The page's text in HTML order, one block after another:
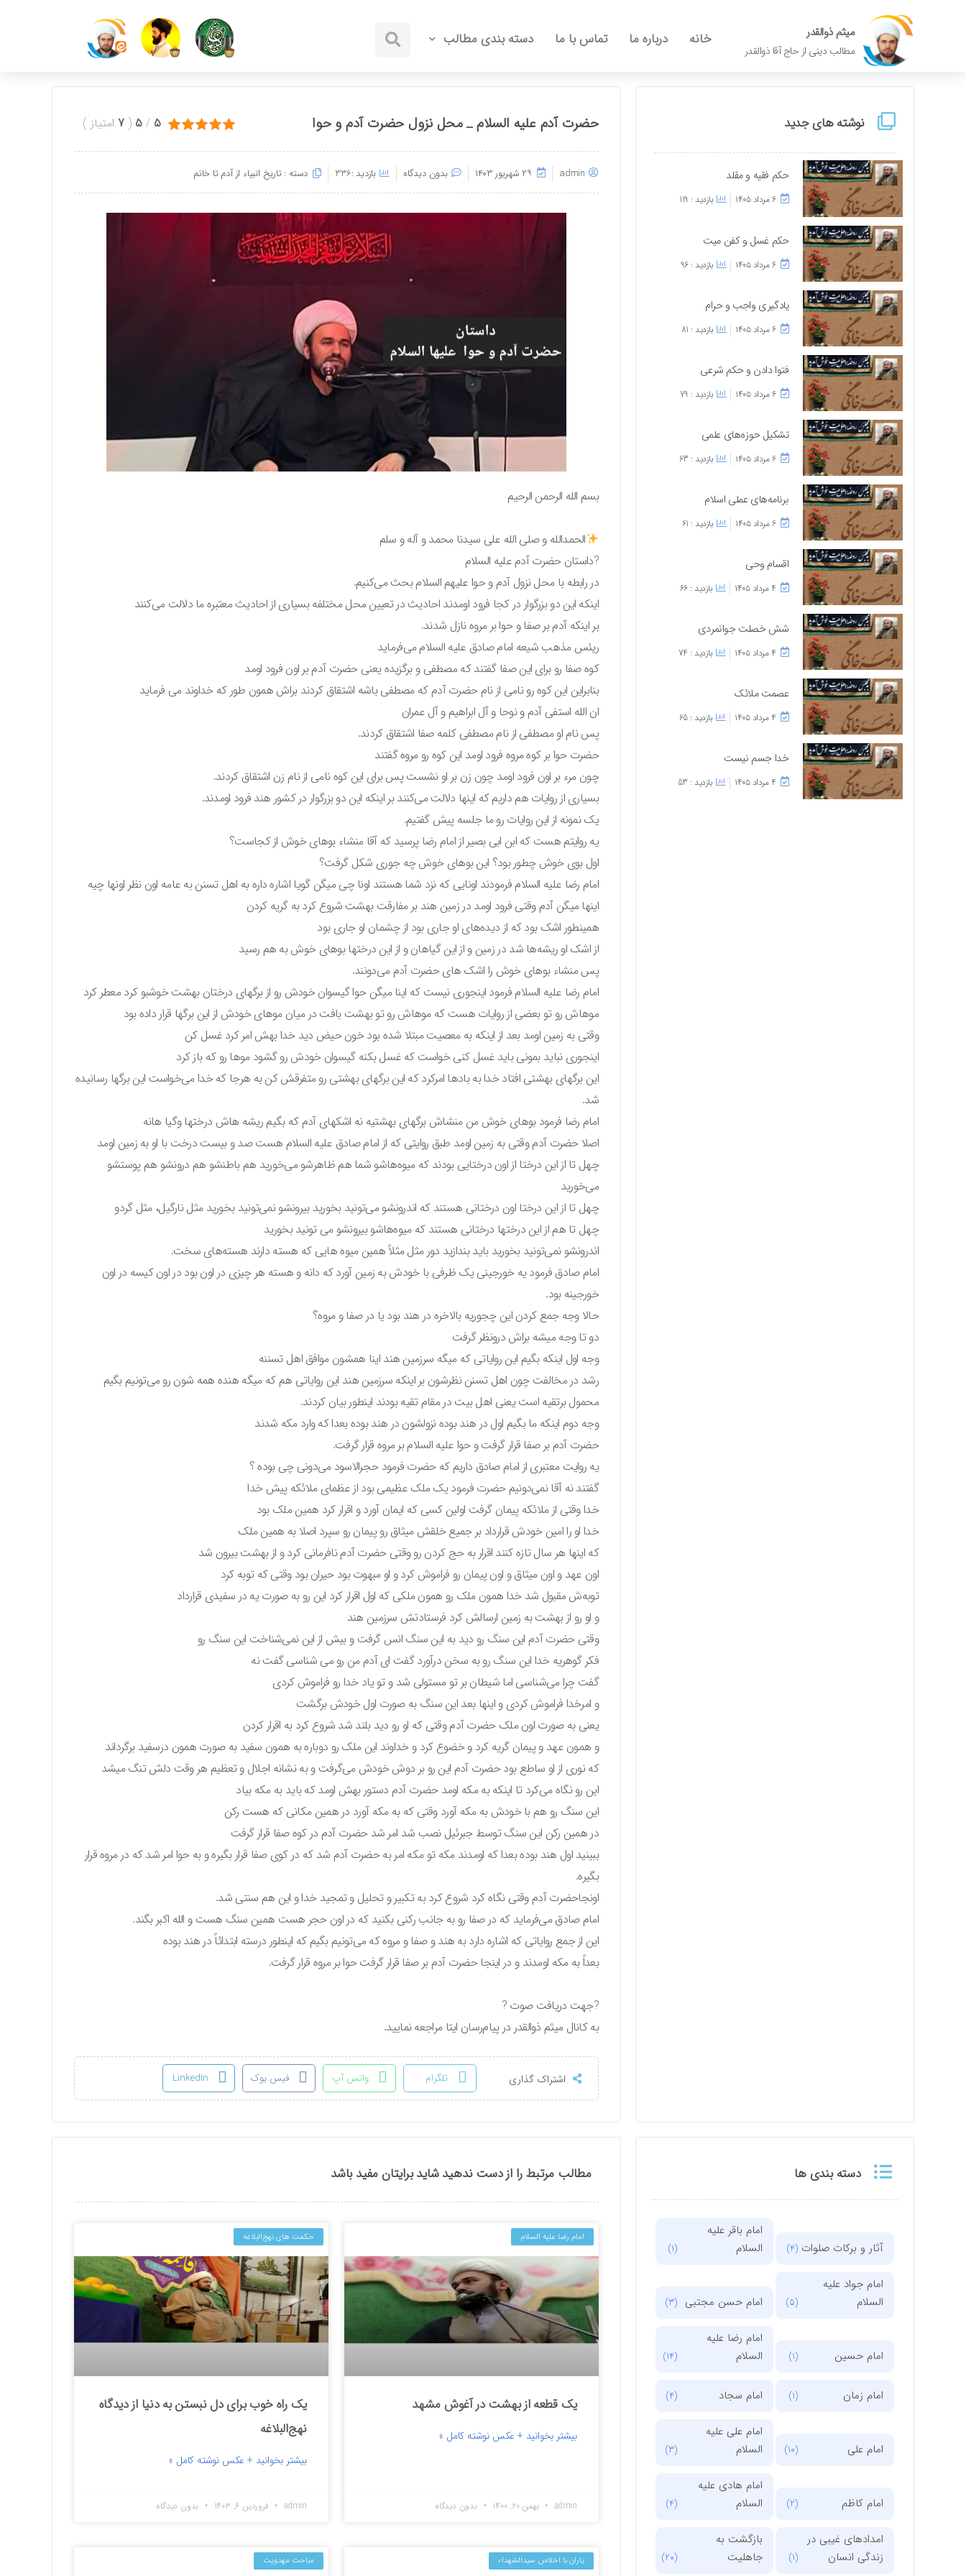
میثم ذوالقدر
مطالب دینی از حاج آقا ذوالقدر
خانه درباره ما تماس با ما دسته بندی مطالب
نوشته های جدید
حکم فقیه و مقلد
۶ مرداد ۱۴۰۵ بازدید : 119
حکم غسل و کفن میت
۶ مرداد ۱۴۰۵ بازدید : 96
یادگیری واجب و حرام
۶ مرداد ۱۴۰۵ بازدید : 81
فتوا دادن و حکم شرعی
۶ مرداد ۱۴۰۵ بازدید : 79
تشکیل حوزه‌های علمی
۶ مرداد ۱۴۰۵ بازدید : 63
برنامه‌های عملی اسلام
۶ مرداد ۱۴۰۵ بازدید : 61
اقسام وحی
۴ مرداد ۱۴۰۵ بازدید : 66
شش خصلت جوانمردی
۴ مرداد ۱۴۰۵ بازدید : 74
عصمت ملائک
۴ مرداد ۱۴۰۵ بازدید : 65
خدا جسم نیست
۴ مرداد ۱۴۰۵ بازدید : 53
حضرت آدم علیه السلام _ محل نزول حضرت آدم و حوا 5
/
5
(
7 امتیاز )
admin ۲۹ شهریور ۱۴۰۳ بدون دیدگاه بازدید :336 دسته : تاریخ انبیاء از آدم تا خاتم
بسم الله الرحمن الرحیم
الحمدالله و صلی الله علی سیدنا محمد و آله و سلم
?داستان حضرت آدم علیه السلام
در رابطه با محل نزول آدم و حوا علیهم السلام بحث می‌کنیم.
اینکه این دو بزرگوار در کجا فرود اومدند احادیث در تعیین محل مختلفه بسیاری از احادیث معتبره ما دلالت می‌کنند
بر اینکه آدم بر صفا و حوا بر مروه نازل شدند.
ریئس مذهب شیعه امام صادق علیه السلام می‌فرماید
کوه صفا رو برای این صفا گفتند که مصطفی و برگزیده یعنی حضرت آدم بر اون فرود اومد
بنابراین این کوه رو نامی از نام حضرت آدم که مصطفی باشه اشتقاق کردند براش همون طور که خداوند می فرماید
ان الله استفی آدم و نوحا و آل ابراهیم و آل عمران
پس نام او مصطفی از نام مصطفی کلمه صفا اشتقاق کردند.
حضرت حوا بر کوه مروه فرود اومد این کوه رو مروه گفتند
چون مرء بر اون فرود اومد چون زن بر او نشست پس برای این کوه نامی از نام زن اشتقاق کردند.
بسیاری از روایات هم داریم که اینها دلالت می‌کنند بر اینکه این دو بزرگوار در کشور هند فرود اومدند.
یک نمونه از این روایات رو‌ ما جلسه پیش گفتیم.
یه روایتم هست که ابن ابی بصیر از امام رضا پرسید که آقا منشاء بوهای خوش از کجاست؟
اول بوی خوش چطور بود؟ این بوهای خوش چه جوری شکل گرفت؟
امام رضا علیه السلام فرمودند اونایی که نزد شما هستند اونا چی میگن گویا اشاره داره به اهل تسنن به عامه اون نظر اونها چیه
اینها میگن آدم وقتی فرود اومد در زمین هند بر مفارقت بهشت شروع کرد به گریه کردن
همینطور اشک بود که از دیده‌های او جاری بود از چشمان او جاری بود
از اشک او ریشه‌ها شد در زمین و از این گیاهان و از این درختها بوهای خوش به هم رسید
پس منشاء بوهای خوش را اشک های حضرت آدم می‌دونند.
امام رضا علیه السلام فرمود اینجوری نیست که اینا میگن حوا گیسوان خودش رو از برگهای درختان بهشت خوشبو کرد معطر کرد
موهاش رو تو بعضی از روایات هست که موهاش رو تو بهشت بافت در میان موهای خودش از این برگها قرار داده بود
وقتی به زمین اومد بعد از اینکه به معصیت مبتلا شده بود خون حیض دید خدا بهش امر کرد غسل کن
اینجوری نباید بمونی باید غسل کنی خواست که غسل بکنه گیسوان خودش رو گشود موها رو که باز کرد
این برگهای بهشتی افتاد خدا به بادها امرکرد که این برگهای بهشتی رو متفرقش کن به هرجا که خدا می‌خواست این برگها رسانیده
شد.
امام رضا فرمود بوهای خوش من منشاش برگهای بهشتیه نه اشکهای آدم که بگیم ریشه هاش درختها وگیا هانه
اصلا حضرت آدم وقتی به زمین اومد طبق روایتی که از امام صادق علیه السلام هست صد و بیست درخت با او به زمین اومد
چهل تا از این درختا از اون درختایی بودند که میوه‌هاشو شما هم ظاهرشو می‌خورید هم باطنشو هم درونشو هم پوستشو
می‌خورید
چهل تا از این درختا اون درختانی هستند که اندرونشو می‌تونید بخورید بیرونشو نمی‌تونید بخورید مثل نارگیل، مثل گردو
چهل تا هم از این درختها درختانی هستند که میوه‌هاشو بیرونشو می‌ تونید بخورید
اندرونشو نمی‌تونید بخورید باید بندازید دور مثل مثلاً همین میوه هایی که هسته دارند هسته‌های سخت.
امام صادق فرمود یه خورجینی یک ظرفی با خودش به زمین آورد که دانه و هسته هر چیزی در اون بود در اون کیسه در اون
خورجینه بود.
حالا وجه جمع کردن این چجوریه بالاخره در هند بود یا در صفا و مروه؟
دو تا وجه میشه براش درونظر گرفت
وجه اول اینکه بگیم این روایاتی که میگه سرزمین هند اینا همشون موافق اهل تسننه
رشد در مخالفت چون اهل تسنن نظرشون بر اینکه سرزمین هند این روایاتی هم که میگه هنده همه شون رو می‌تونیم بگیم
محمول برتقیه است یعنی اهل بیت در مقام تقیه بودند اینطور بیان کردند.
وجه دوم اینکه ما بگیم اول در هند بوده نزولشون در هند بوده بعدا که وارد مکه شدند
حضرت آدم بر صفا قرار گرفت و حوا علیه السلام بر مروه قرار گرفت.
یه روایت معتبری از امام صادق داریم که حضرت فرمود حجرالاسود می‌دونی چی بوده ؟
گفتند نه آقا نمی‌دونیم حضرت فرمود یک ملک عظیمی بود از عظمای ملائکه پیش خدا
خدا وقتی از ملائکه پیمان گرفت اولین کسی که ایمان آورد و اقرار کرد همین ملک بود
خدا او را امین خودش قرارداد بر جمیع خلقش میثاق رو پیمان رو سپرد اصلا به همین ملک
که اینها هر سال تازه کنند اقرار به حج کردن رو وقتی حضرت آدم نافرمانی کرد و از بهشت بیرون شد
اون عهد و اون میثاق و اون پیمان رو فراموش کرد و او مبهوت بود حیران بود وقتی که توبه کرد
توبه‌ش مقبول شد خدا همون ملک رو همون ملکی که اول اقرار کرد این رو به صورت یه در سفیدی قرارداد
و او رو از بهشت به زمین ارسالش کرد فرستادتش سرزمین هند
وقتی حضرت آدم این سنگ رو دید به این سنگ انس گرفت و بیش از این نمی‌شناخت این سنگ رو
فکر گوهریه خدا این سنگ رو به سخن درآورد گفت ای آدم من رو می شناسی گفت نه
گفت چرا می‌شناسی اما شیطان بر تو مستولی شد و تو یاد خدا رو فراموش کردی
و امرخدا فراموش کردی و اینها بعد این سنگ به صورت اول خودش برگشت
یعنی به صورت اون ملک حضرت آدم وقتی که او رو دید بلند شد شروع کرد به اقرار کردن
و همون عهد و پیمان گریه کرد و خضوع کرد و خداوند این ملک رو دوباره به همون سفید به صورت همون درسفید برگرداند
که نوری از او ساطع بود حضرت آدم این رو بر دوش خودش می‌گرفت و به نشانه اجلال و تعظیم هر وقت دلش تنگ میشد
این رو نگاه می‌کرد تا اینکه به مکه اومد حضرت آدم دستور بهش اومد که باید به مکه بیاد
این سنگ رو هم با خودش به مکه آورد وقتی که به مکه آورد در همین مکانی که هست رکن
در همین رکن این سنگ توسط جبرئیل نصب شد امر شد حضرت آدم در کوه صفا قرار گرفت
ببینید اول هند بوده بعدا که اومدند مکه تو مکه امر به حضرت آدم شد که در کوی صفا قرار بگیره و به حوا امر شد که در مروه قرار
بگیره.
اونجاحضرت آدم وقتی نگاه کرد شروع کرد به تکبیر و تحلیل و تمجید خدا و این هم سنتی شد.
امام صادق می‌فرماید که در صفا رو به جانب رکنی بکنید که در اون حجر هست همین سنگ هست و الله اکبر بگند.
این از جمع روایاتی که اشاره دارد به هند و صفا و مروه که می‌تونیم بگیم که اینطور درسته ابتدائاً در هند بوده
بعداً به مکه اومدند و در اینجا حضرت آدم بر صفا قرار گرفت حوا بر مروه قرار گرفت.
?جهت دریافت صوت ?
به کانال میثم ذوالقدر در پیام‌رسان ایتا مراجعه نمایید.
اشتراک گذاری تلگرام واتس آپ فیس بوک LinkedIn
دسته بندی ها
آثار و برکات صلوات (4)
امام باقر علیه
السلام
(1)
امام جواد علیه
السلام
(5) امام حسن مجتبی (3)
امام حسین (1)
امام رضا علیه
السلام
(14)
امام زمان (1) امام سجاد (4)
امام علی (10)
امام علی علیه
السلام
(3)
امام کاظم (2)
امام هادی علیه
السلام
(4)
امدادهای غیبی در
زندگی انسان
(1)
بازگشت به
جاهلیت
(20)
مطالب مرتبط را از دست ندهید شاید برایتان مفید باشد
امام رضا علیه السلام
یک قطعه از بهشت در آغوش مشهد
بیشتر بخوانید + عکس نوشته کامل »
admin بهمن ۲۰, ۱۴۰۰ بدون دیدگاه
حکمت های نهج‌البلاغه
یک راه خوب برای دل نبستن به دنیا از دیدگاه
نهج‌البلاغه
بیشتر بخوانید + عکس نوشته کامل »
admin فروردین ۶, ۱۴۰۳ بدون دیدگاه
یاران با اخلاص سیدالشهداء مباحث مهدویت